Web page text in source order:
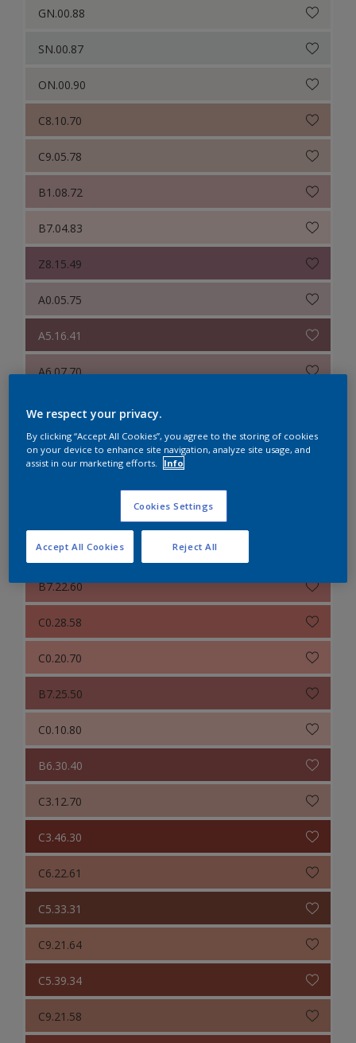
GN.00.88
SN.00.87
ON.00.90
C8.10.70
C9.05.78
B1.08.72
B7.04.83
Z8.15.49
A0.05.75
A5.16.41
A6.07.70
B1.17.62
B8.38.44
B7.22.60
C0.28.58
C0.20.70
B7.25.50
C0.10.80
B6.30.40
C3.12.70
C3.46.30
C6.22.61
C5.33.31
C9.21.64
C5.39.34
C9.21.58
We respect your privacy.
By clicking “Accept All Cookies”, you agree to the storing of cookies
on your device to enhance site navigation, analyze site usage, and
assist in our marketing efforts.
Info
Cookies Settings
Reject All
Accept All Cookies